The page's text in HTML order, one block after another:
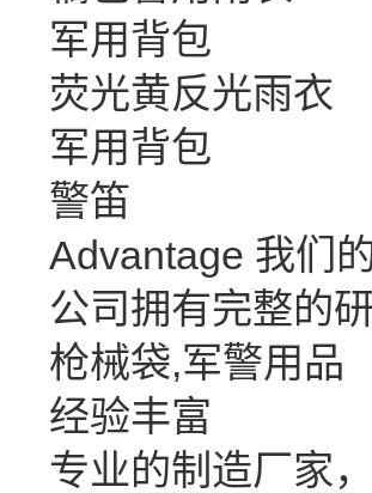
军用背包
荧光黄反光雨衣
军用背包
警笛
Advantage 我们
公司拥有完整的
枪械袋,军警用品
经验丰富
专业的制造厂家